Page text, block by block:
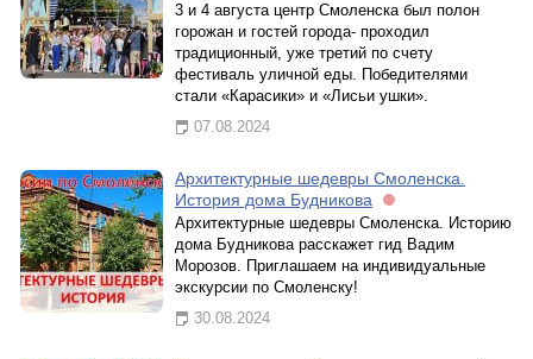
3 и 4 августа центр Смоленска был полон
горожан и гостей города- проходил
традиционный, уже третий по счету
фестиваль уличной еды. Победителями
стали «Карасики» и «Лисьи ушки».
07.08.2024
Архитектурные шедевры Смоленска.
История дома Будникова
Архитектурные шедевры Смоленска. Историю
дома Будникова расскажет гид Вадим
Морозов. Приглашаем на индивидуальные
экскурсии по Смоленску!
30.08.2024